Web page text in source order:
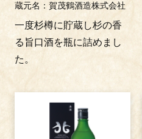
蔵元名：賀茂鶴酒造株式会社
一度杉樽に貯蔵し杉の香
る旨口酒を瓶に詰めまし
た。